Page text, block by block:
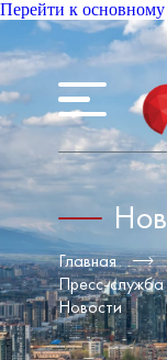
Перейти к
Главная
Пресс-служба
Новости